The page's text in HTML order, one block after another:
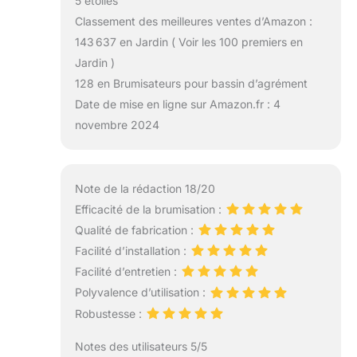
Classement des meilleures ventes d’Amazon :
143 637 en Jardin ( Voir les 100 premiers en
Jardin )
128 en Brumisateurs pour bassin d’agrément
Date de mise en ligne sur Amazon.fr : 4
novembre 2024
Note de la rédaction 18/20
Efficacité de la brumisation :
Qualité de fabrication :
Facilité d’installation :
Facilité d’entretien :
Polyvalence d’utilisation :
Robustesse :
Notes des utilisateurs 5/5